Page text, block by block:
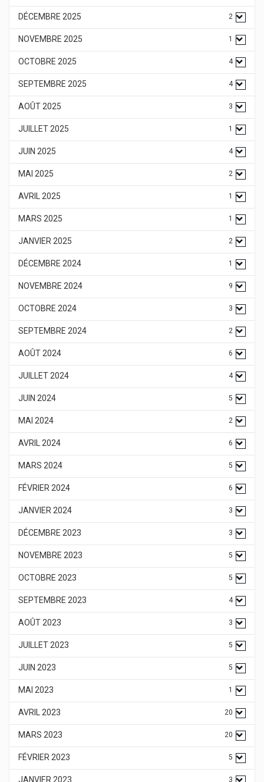
DÉCEMBRE 2025 2
NOVEMBRE 2025 1
OCTOBRE 2025 4
SEPTEMBRE 2025 4
AOÛT 2025 3
JUILLET 2025 1
JUIN 2025 4
MAI 2025 2
AVRIL 2025 1
MARS 2025 1
JANVIER 2025 2
DÉCEMBRE 2024 1
NOVEMBRE 2024 9
OCTOBRE 2024 3
SEPTEMBRE 2024 2
AOÛT 2024 6
JUILLET 2024 4
JUIN 2024 5
MAI 2024 2
AVRIL 2024 6
MARS 2024 5
FÉVRIER 2024 6
JANVIER 2024 3
DÉCEMBRE 2023 3
NOVEMBRE 2023 5
OCTOBRE 2023 5
SEPTEMBRE 2023 4
AOÛT 2023 3
JUILLET 2023 5
JUIN 2023 5
MAI 2023 1
AVRIL 2023 20
MARS 2023 20
FÉVRIER 2023 5
JANVIER 2023 3